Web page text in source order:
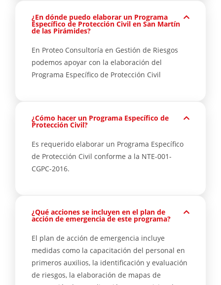
¿En dónde puedo elaborar un Programa
Específico de Protección Civil en San Martín
de las Pirámides?
En Proteo Consultoría en Gestión de Riesgos
podemos apoyar con la elaboración del
Programa Específico de Protección Civil
¿Cómo hacer un Programa Específico de
Protección Civil?
Es requerido elaborar un Programa Específico
de Protección Civil conforme a la NTE-001-
CGPC-2016.
¿Qué acciones se incluyen en el plan de
acción de emergencia de este programa?
El plan de acción de emergencia incluye
medidas como la capacitación del personal en
primeros auxilios, la identificación y evaluación
de riesgos, la elaboración de mapas de